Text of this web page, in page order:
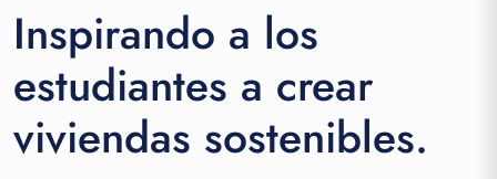
Inspirando a los
estudiantes a crear
viviendas sostenibles.